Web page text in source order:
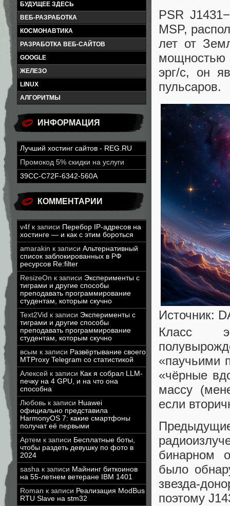
БУДУЩЕЕ ЗДЕСЬ
ВЕБ-РАЗРАБОТКА
КОСМОНАВТИКА
РАЗРАБОТКА ВЕБ-САЙТОВ
GOOGLE
ЖЕЛЕЗО
LINUX
АЛГОРИТМЫ
ИНФОРМАЦИЯ
Лучший хостинг сайтов - REG.RU
Промокод 5% скидки на услуги
39CC-C72F-6342-560A
КОММЕНТАРИИ
v4f к записи Перебор IP-адресов на
хостинге — и как с этим бороться
amarakin к записи Альтернативный
список заблокированных в РФ
ресурсов Re:filter
ResizeOn к записи Эксперименты с
тиграми и другие способы
преподавать программирование
студентам, которым скучно
Text2Vid к записи Эксперименты с
тиграми и другие способы
преподавать программирование
студентам, которым скучно
всым к записи Развёртывание своего
MTProxy Telegram со статистикой
Алексей к записи Как я собрал LLM-
печку на 4 GPU, и на что она
способна
Любовь к записи Huawei
официально представила
HarmonyOS 7: какие смартфоны
получат её первыми
Артем к записи Бесплатные боты,
чтобы раздеть девушку по фото в
2024
sasha к записи Майнинг биткоинов
на 55-летнем ветеране IBM 1401
Roman к записи Реализация ModBus
RTU Slave на stm32
PSR
MSP,
лет от
мощностью
эрг/с, он
пульсаров.
Источник:
Класс
«паучьими
«чёрные
массу
если
бинарном
было
звезда-
поэтому